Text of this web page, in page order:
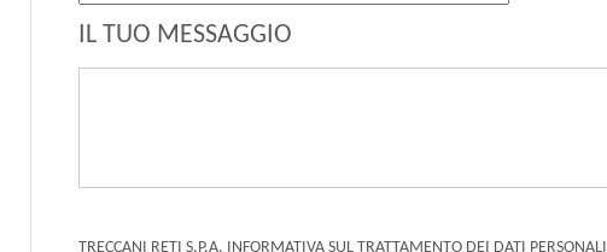
IL TUO MESSAGGIO
TRECCANI RETI S.P.A. INFORMATIVA SUL TRATTAMENTO DEI DATI PERSONALI